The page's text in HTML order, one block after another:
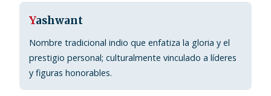
Yashwant
Nombre tradicional indio que enfatiza la gloria y el
prestigio personal; culturalmente vinculado a líderes
y figuras honorables.